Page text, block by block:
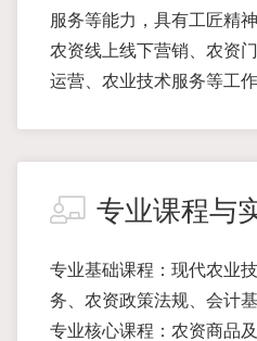
服务等能力，具有工匠精
农资线上线下营销、农资
运营、农业技术服务等工
专业课程与
专业基础课程：现代农业
务、农资政策法规、会计基
专业核心课程：农资商品